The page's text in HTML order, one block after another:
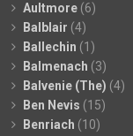
Aultmore (6)
Balblair (4)
Ballechin (1)
Balmenach (3)
Balvenie (The) (4)
Ben Nevis (15)
Benriach (10)